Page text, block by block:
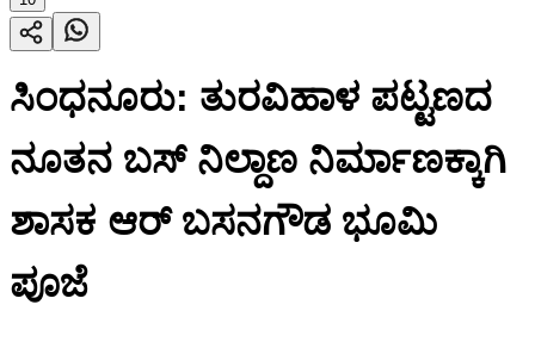
ಸಿಂಧನೂರು: ತುರವಿಹಾಳ ಪಟ್ಟಣದ
ನೂತನ ಬಸ್ ನಿಲ್ದಾಣ ನಿರ್ಮಾಣಕ್ಕಾಗಿ
ಶಾಸಕ ಆರ್ ಬಸನಗೌಡ ಭೂಮಿ
ಪೂಜೆ